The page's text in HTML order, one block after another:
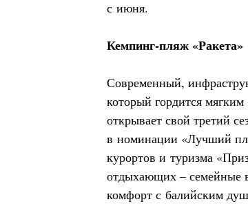
с июня.
Кемпинг-пляж «Ракета»
Современный,
который гордится
открывает свой третий
в номинации «Лучший
курортов и туризма
отдыхающих – семейные
комфорт с балийским